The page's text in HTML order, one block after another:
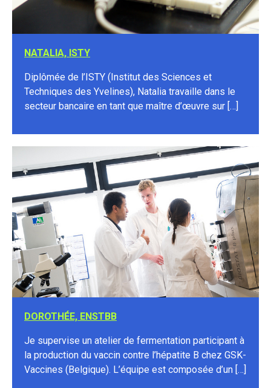
NATALIA, ISTY
Diplômée de l’ISTY (Institut des Sciences et
Techniques des Yvelines), Natalia travaille dans le
secteur bancaire en tant que maître d’œuvre sur […]
DOROTHÉE, ENSTBB
Je supervise un atelier de fermentation participant à
la production du vaccin contre l’hépatite B chez GSK-
Vaccines (Belgique). L’équipe est composée d’un […]